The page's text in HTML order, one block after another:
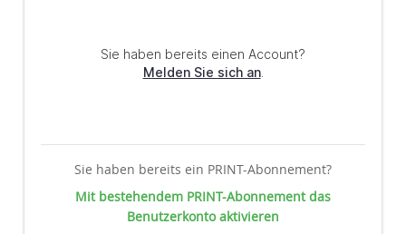
Sie haben bereits ein PRINT-Abonnement?
Mit bestehendem PRINT-Abonnement das
Benutzerkonto aktivieren